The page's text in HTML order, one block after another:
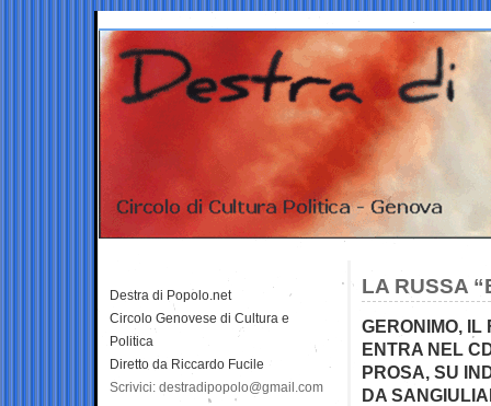
LA RUSSA
GERONIMO, IL
ENTRA NEL
PROSA, SU
DA
Destra di Popolo.net
Circolo Genovese di Cultura e
Politica
Diretto da Riccardo Fucile
Scrivici: destradipopolo@gmail.com